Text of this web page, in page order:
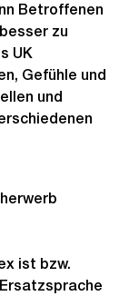
Betroffenen
zu
UK
Gefühle und
und
ist bzw.